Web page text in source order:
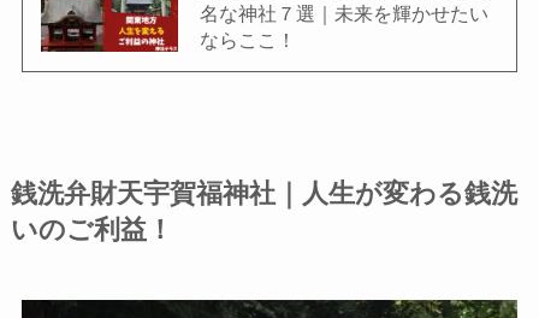
名な神社７選｜未来を輝かせたい
ならここ！
銭洗弁財天宇賀福神社｜人生が変わる銭洗
いのご利益！